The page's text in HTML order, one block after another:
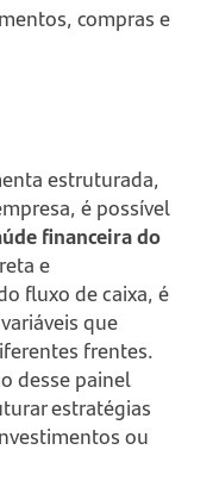
compras e
estruturada,
é possível
financeira do
e
fluxo de caixa, é
que
frentes.
desse painel
estratégias
ou